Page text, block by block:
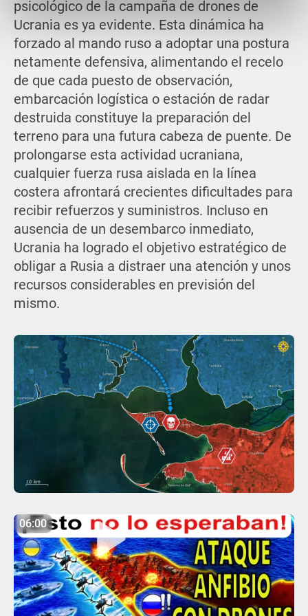
psicológico de la campaña de drones de
Ucrania es ya evidente. Esta dinámica ha
forzado al mando ruso a adoptar una postura
netamente defensiva, alimentando el recelo
de que cada puesto de observación,
embarcación logística o estación de radar
destruida constituye la preparación del
terreno para una futura cabeza de puente. De
prolongarse esta actividad ucraniana,
cualquier fuerza rusa aislada en la línea
costera afrontará crecientes dificultades para
recibir refuerzos y suministros. Incluso en
ausencia de un desembarco inmediato,
Ucrania ha logrado el objetivo estratégico de
obligar a Rusia a distraer una atención y unos
recursos considerables en previsión del
mismo.
06:00